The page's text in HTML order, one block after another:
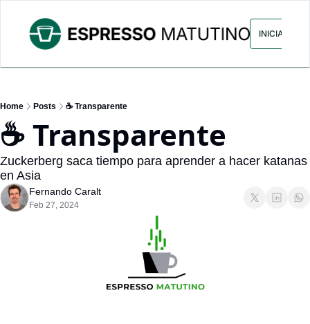
ARCHIVO ANUNCIA CON
INICIAR
Home Posts ☕ Transparente
☕ Transparente
Zuckerberg saca tiempo para aprender a hacer katanas
en Asia
Fernando Caralt
Feb 27, 2024